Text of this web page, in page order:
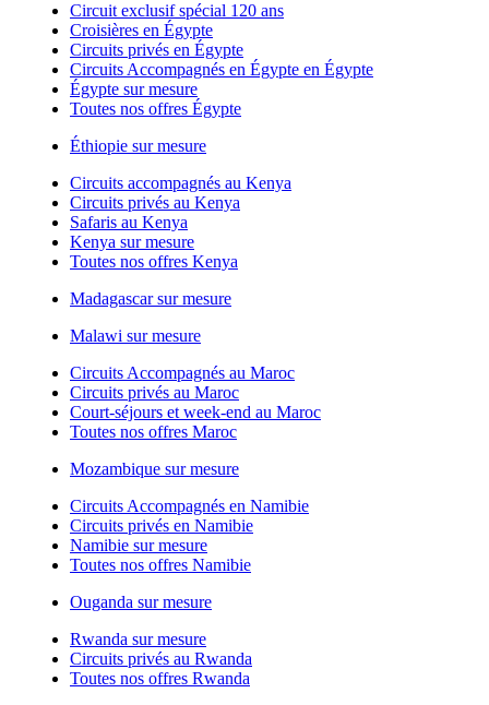
Circuit exclusif spécial 120 ans
Croisières en Égypte
Circuits privés en Égypte
Circuits Accompagnés en Égypte en Égypte
Égypte sur mesure
Toutes nos offres Égypte
Éthiopie sur mesure
Circuits accompagnés au Kenya
Circuits privés au Kenya
Safaris au Kenya
Kenya sur mesure
Toutes nos offres Kenya
Madagascar sur mesure
Malawi sur mesure
Circuits Accompagnés au Maroc
Circuits privés au Maroc
Court-séjours et week-end au Maroc
Toutes nos offres Maroc
Mozambique sur mesure
Circuits Accompagnés en Namibie
Circuits privés en Namibie
Namibie sur mesure
Toutes nos offres Namibie
Ouganda sur mesure
Rwanda sur mesure
Circuits privés au Rwanda
Toutes nos offres Rwanda